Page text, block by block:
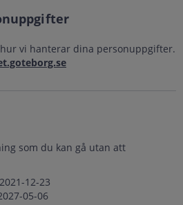
vi hanterar dina personuppgifter.
som du kan gå utan att
2021-12-23
05-06